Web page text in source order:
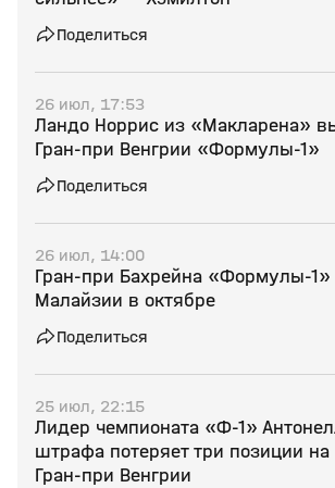
Поделиться
26 июл, 17:53
Ландо Норрис из «Макларена»
Гран‑при Венгрии «Формулы‑1»
Поделиться
26 июл, 14:00
Гран‑при Бахрейна «Формулы‑1»
Малайзии в октябре
Поделиться
25 июл, 22:15
Лидер чемпионата «Ф‑1»
штрафа потеряет три позиции на
Гран‑при Венгрии